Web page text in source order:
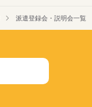
派遣登録会・説明会一覧